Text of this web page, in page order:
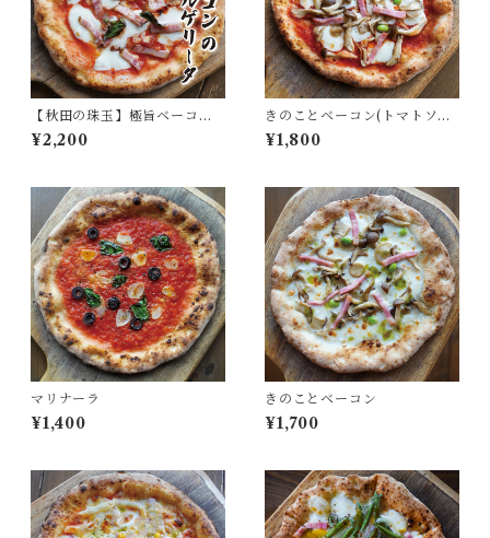
【秋田の珠玉】極旨ベーコン
のマルゲリータ
¥2,200
きのことベーコン(トマトソー
ス)
¥1,800
マリナーラ
¥1,400
きのことベーコン
¥1,700